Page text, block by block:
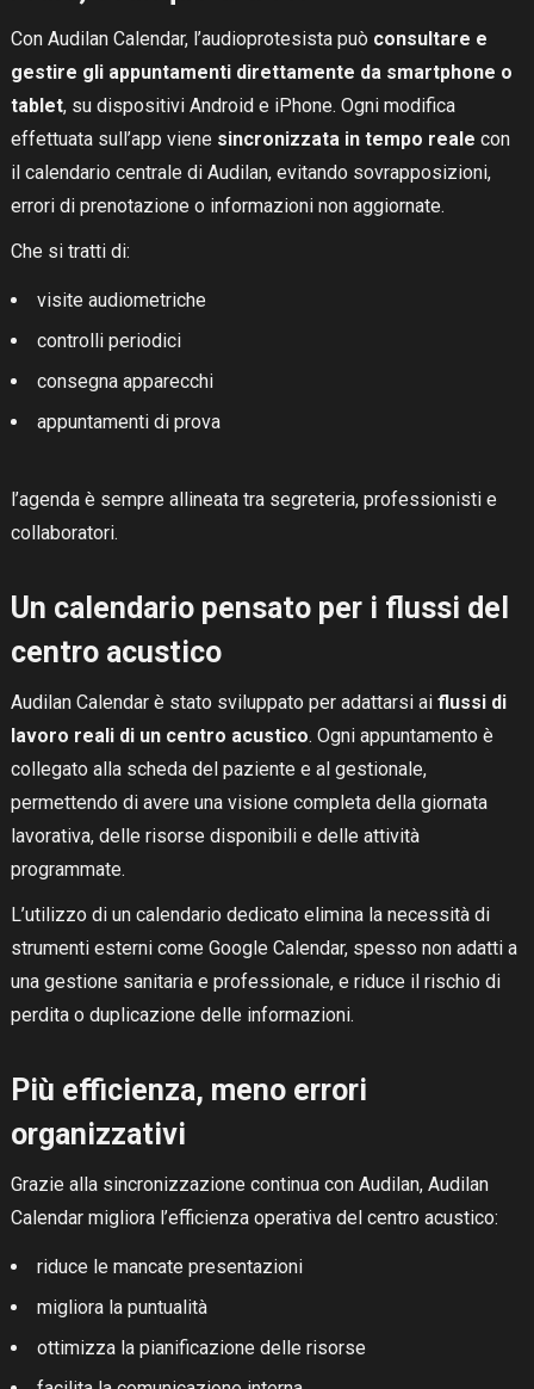
Con Audilan Calendar, l’audioprotesista può consultare e
gestire gli appuntamenti direttamente da smartphone o
tablet, su dispositivi Android e iPhone. Ogni modifica
effettuata sull’app viene sincronizzata in tempo reale con
il calendario centrale di Audilan, evitando sovrapposizioni,
errori di prenotazione o informazioni non aggiornate.
Che si tratti di:
visite audiometriche
controlli periodici
consegna apparecchi
appuntamenti di prova
l’agenda è sempre allineata tra segreteria, professionisti e
collaboratori.
Un calendario pensato per i flussi del
centro acustico
Audilan Calendar è stato sviluppato per adattarsi ai flussi di
lavoro reali di un centro acustico. Ogni appuntamento è
collegato alla scheda del paziente e al gestionale,
permettendo di avere una visione completa della giornata
lavorativa, delle risorse disponibili e delle attività
programmate.
L’utilizzo di un calendario dedicato elimina la necessità di
strumenti esterni come Google Calendar, spesso non adatti a
una gestione sanitaria e professionale, e riduce il rischio di
perdita o duplicazione delle informazioni.
Più efficienza, meno errori
organizzativi
Grazie alla sincronizzazione continua con Audilan, Audilan
Calendar migliora l’efficienza operativa del centro acustico:
riduce le mancate presentazioni
migliora la puntualità
ottimizza la pianificazione delle risorse
RICHIEDI DEMO
GRATUITA